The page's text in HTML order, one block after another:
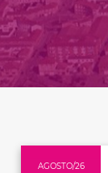
AGOSTO/26